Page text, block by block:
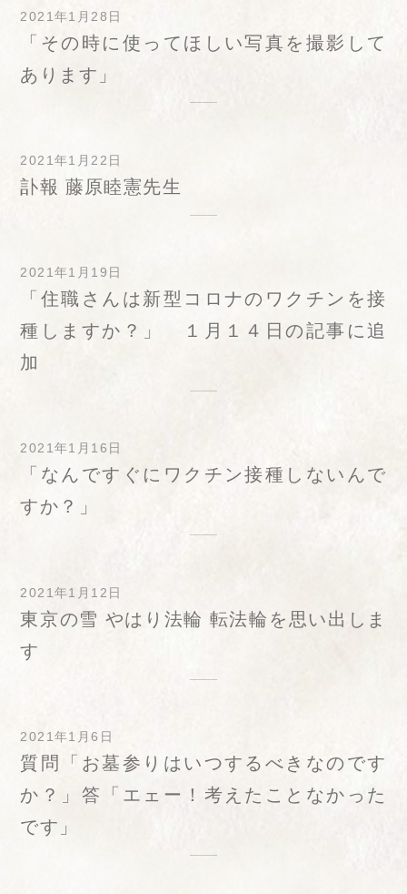
2021年1月28日
「その時に使ってほしい写真を撮影して
あります」
2021年1月22日
訃報 藤原睦憲先生
2021年1月19日
「住職さんは新型コロナのワクチンを接
種しますか？」 １月１４日の記事に追
加
2021年1月16日
「なんですぐにワクチン接種しないんで
すか？」
2021年1月12日
東京の雪 やはり法輪 転法輪を思い出しま
す
2021年1月6日
質問「お墓参りはいつするべきなのです
か？」答「エェー！考えたことなかった
です」